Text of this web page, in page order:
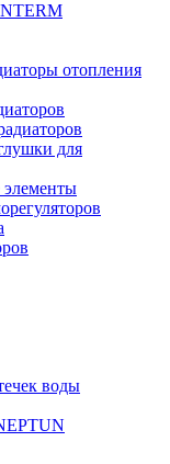
отопления
для
элементы
воды